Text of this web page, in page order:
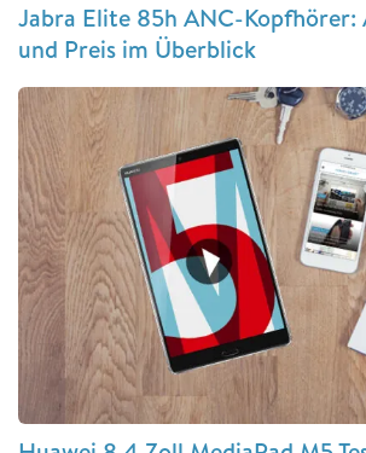
Jabra Elite 85h ANC-Kopfhörer:
und Preis im Überblick